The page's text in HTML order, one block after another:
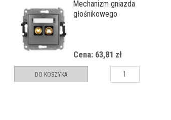
Mechanizm gniazda
głośnikowego
skręcany)
Cena: 63,81 zł
DO KOSZYKA